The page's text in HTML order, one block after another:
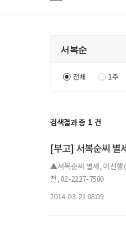
전체 1주
검색결과 총 1 건
[부고] 서복순씨 별
▲서복순씨 별세, 이선행
전, 02-2227-7500
2014-03-21 08:09